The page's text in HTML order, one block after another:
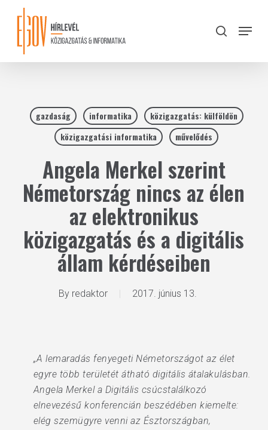
content
search
Menu
gazdaság informatika
közigazgatás: külföldön
közigazgatási informatika
művelődés
Angela Merkel szerint
Németország nincs az élen
az elektronikus
közigazgatás és a digitális
állam kérdéseiben
By redaktor 2017. június 13.
„A lemaradás fenyegeti Németországot az élet
egyre több területét átható digitális átalakulásban.
Angela Merkel a Digitális csúcstalálkozó
elnevezésű konferencián beszédében kiemelte:
elég szemügyre venni az Észtországban,
Close